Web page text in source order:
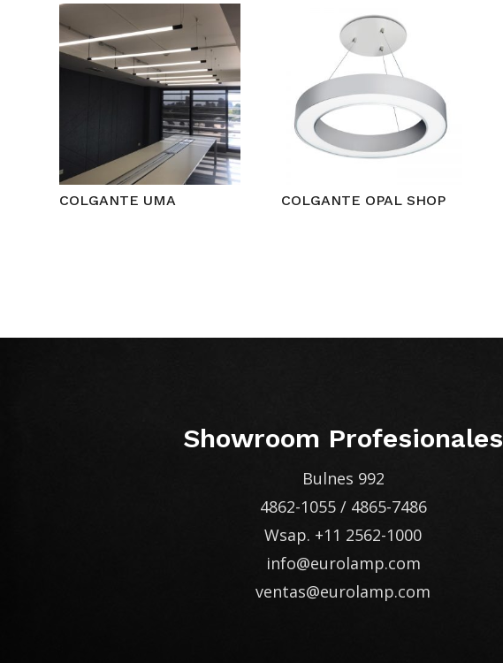
COLGANTE UMA COLGANTE OPAL SHOP
Showroom Profesionales
Bulnes 992
4862-1055/ 4865-7486
Wsap. +11 2562-1000
info@eurolamp.com
ventas@eurolamp.com